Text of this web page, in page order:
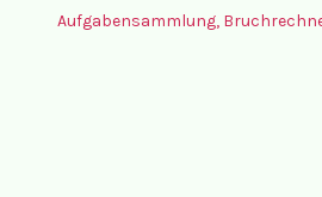
Aufgabensammlung,